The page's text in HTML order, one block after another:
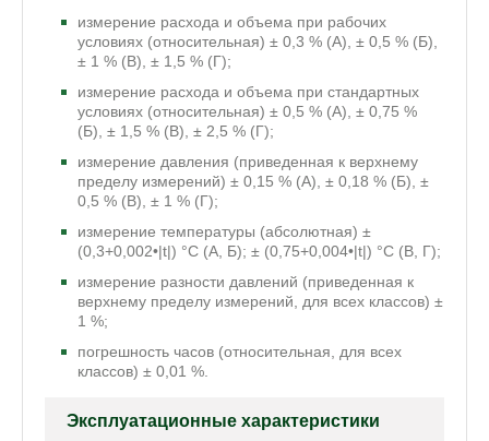
измерение расхода и объема при рабочих
условиях (относительная) ± 0,3 % (А), ± 0,5 % (Б),
± 1 % (В), ± 1,5 % (Г);
измерение расхода и объема при стандартных
условиях (относительная) ± 0,5 % (А), ± 0,75 %
(Б), ± 1,5 % (В), ± 2,5 % (Г);
измерение давления (приведенная к верхнему
пределу измерений) ± 0,15 % (А), ± 0,18 % (Б), ±
0,5 % (В), ± 1 % (Г);
измерение температуры (абсолютная) ±
(0,3+0,002•|t|) °С (А, Б); ± (0,75+0,004•|t|) °С (В, Г);
измерение разности давлений (приведенная к
верхнему пределу измерений, для всех классов) ±
1 %;
погрешность часов (относительная, для всех
классов) ± 0,01 %.
Эксплуатационные характеристики